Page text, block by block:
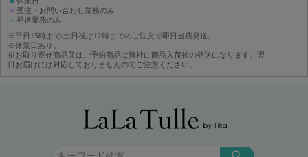
■ 受注・お問い合わせ業務のみ
■ 発送業務のみ
※平日15時まで/土日祝は12時までのご注文で即日当店発送。
※休業日あり。
※お取り寄せ商品又はご予約商品は弊社に商品入荷後の発送になります。翌
日お届けには対応しておりませんのでご注意ください。